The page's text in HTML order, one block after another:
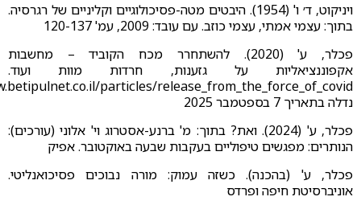
ויניקוט, ד׳ ו' (1954). היבטים מטה-פסיכולוגיים וקליניים של רגרסיה.
בתוך: עצמי אמתי, עצמי כוזב. עם עובד: 2009, עמ' 120-137
פכלר, ע' (2020). להשתחרר מכח הקוביד – מחשבות
אקפוננציאליות על גזענות, חרדות מוות ועוד.
particles/release_from_the_force_of_covid
נדלה בתאריך 7 בספטמבר 2025
פכלר, ע' (2024). ואת? בתוך: מ' ברנע-אסטרוג וי' אלוני (עורכים):
הנותרים: מפגשים טיפוליים בעקבות שבעה באוקטובר. אפיק
פכלר, ע' (בהכנה). כשזה עמוק: מורה נבוכים פסיכואנליטי.
אוניברסיטת חיפה ופרדס